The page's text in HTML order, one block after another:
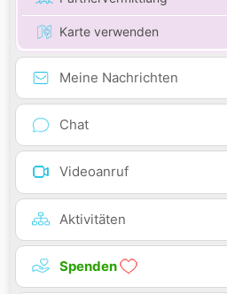
Karte verwenden
Meine Nachrichten
Chat
Videoanruf
Aktivitäten
Spenden